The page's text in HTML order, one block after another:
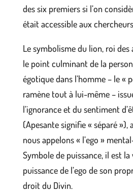
des six premiers si l’on
était accessible aux
Le symbolisme du lion, roi des
le point culminant de la
égotique dans l’homme – le «
ramène tout à lui-même –
l’ignorance et du sentiment
(Apesante signifie « séparé
nous appelons « l’ego »
Symbole de puissance, il est
puissance de l’ego de son
droit du Divin.